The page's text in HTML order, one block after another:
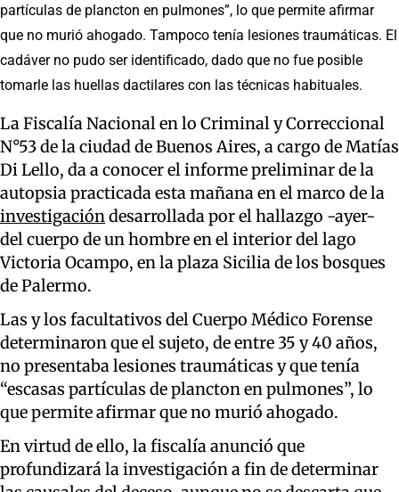
partículas de plancton en pulmones”, lo que permite afirmar
que no murió ahogado. Tampoco tenía lesiones traumáticas. El
cadáver no pudo ser identificado, dado que no fue posible
tomarle las huellas dactilares con las técnicas habituales.
La Fiscalía Nacional en lo Criminal y Correccional
N°53 de la ciudad de Buenos Aires, a cargo de Matías
Di Lello, da a conocer el informe preliminar de la
autopsia practicada esta mañana en el marco de la
investigacióndesarrollada por el hallazgo -ayer-
del cuerpo de un hombre en el interior del lago
Victoria Ocampo, en la plaza Sicilia de los bosques
de Palermo.
Las y los facultativos del Cuerpo Médico Forense
determinaron que el sujeto, de entre 35 y 40 años,
no presentaba lesiones traumáticas y que tenía
“escasas partículas de plancton en pulmones”, lo
que permite afirmar que no murió ahogado.
En virtud de ello, la fiscalía anunció que
profundizará la investigación a fin de determinar